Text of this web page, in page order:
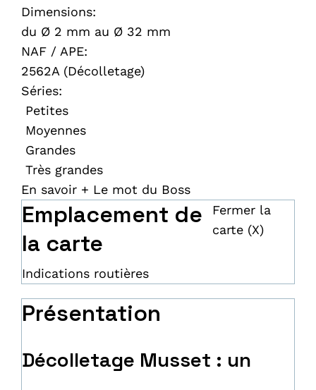
Dimensions:
du Ø 2 mm au Ø 32 mm
NAF / APE:
2562A (Décolletage)
Séries:
Petites
Moyennes
Grandes
Très grandes
En savoir + Le mot du Boss
Emplacement de
la carte
Fermer la
carte (X)
Indications routières
Présentation
Décolletage Musset : un